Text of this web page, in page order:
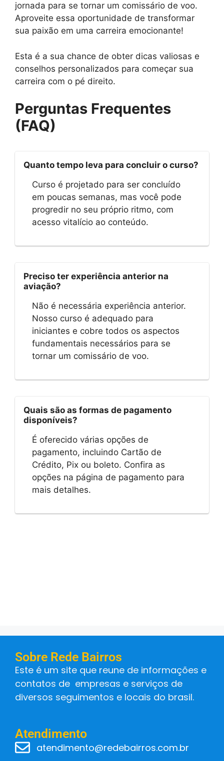
jornada para se tornar um comissário de voo.
Aproveite essa oportunidade de transformar
sua paixão em uma carreira emocionante!
Esta é a sua chance de obter dicas valiosas e
conselhos personalizados para começar sua
carreira com o pé direito.
Perguntas Frequentes
(FAQ)
Quanto tempo leva para concluir o curso?
Curso é projetado para ser concluído
em poucas semanas, mas você pode
progredir no seu próprio ritmo, com
acesso vitalício ao conteúdo.
Preciso ter experiência anterior na
aviação?
Não é necessária experiência anterior.
Nosso curso é adequado para
iniciantes e cobre todos os aspectos
fundamentais necessários para se
tornar um comissário de voo.
Quais são as formas de pagamento
disponíveis?
É oferecido várias opções de
pagamento, incluindo Cartão de
Crédito, Pix ou boleto. Confira as
opções na página de pagamento para
mais detalhes.
Sobre Rede Bairros
Este é um site que reune de informações e
contatos de empresas e serviços de
diversos seguimentos e locais do brasil.
Atendimento
atendimento@redebairros.com.br